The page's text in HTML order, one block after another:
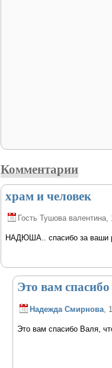
Комментарии
храм и человек
Гость Тушова валентина,
НАДЮША.. спасибо за ваши
Это вам
Надежда Смирнова,
Это вам спасибо Валя,